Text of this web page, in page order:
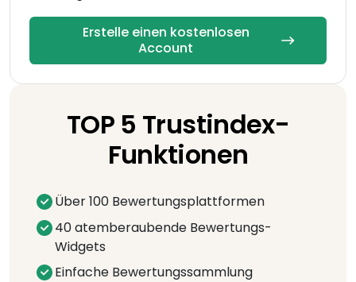
Erstelle einen kostenlosen
Account
TOP 5 Trustindex-
Funktionen
Über 100 Bewertungsplattformen
40 atemberaubende Bewertungs-
Widgets
Einfache Bewertungssammlung